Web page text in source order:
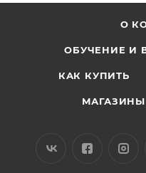
О
ОБУЧЕНИЕ И
КАК КУПИТЬ
МАГАЗИНЫ